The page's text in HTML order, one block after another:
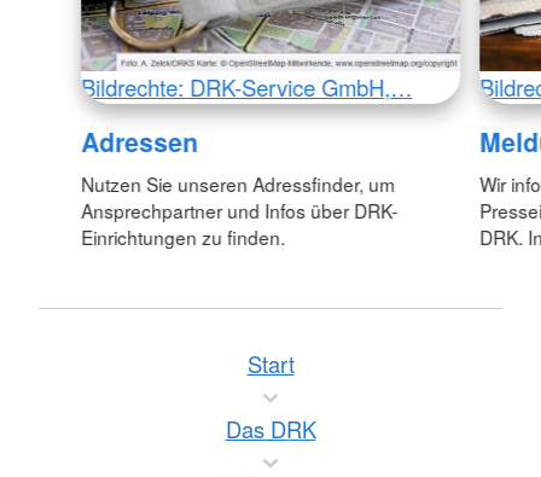
Bildrechte: DRK-Service GmbH,…
Adressen
Nutzen Sie unseren Adressfinder, um
Ansprechpartner und Infos über DRK-
Einrichtungen zu finden.
Wir
DRK.
Start
Das DRK